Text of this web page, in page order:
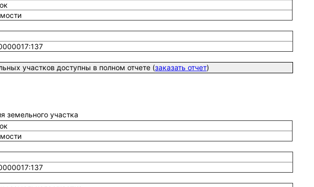
участков доступны в полном отчете (заказать отчет)
земельного участка